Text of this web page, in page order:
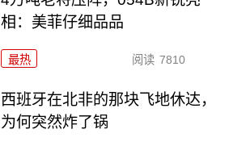
相：美菲仔细品品
最热 阅读 7810
西班牙在北非的那块飞地休达，
为何突然炸了锅